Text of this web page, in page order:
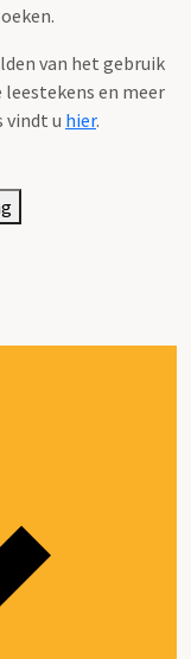
van het gebruik
leestekens en meer
vindt u hier.